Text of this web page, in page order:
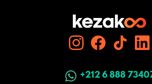
+212 6 888